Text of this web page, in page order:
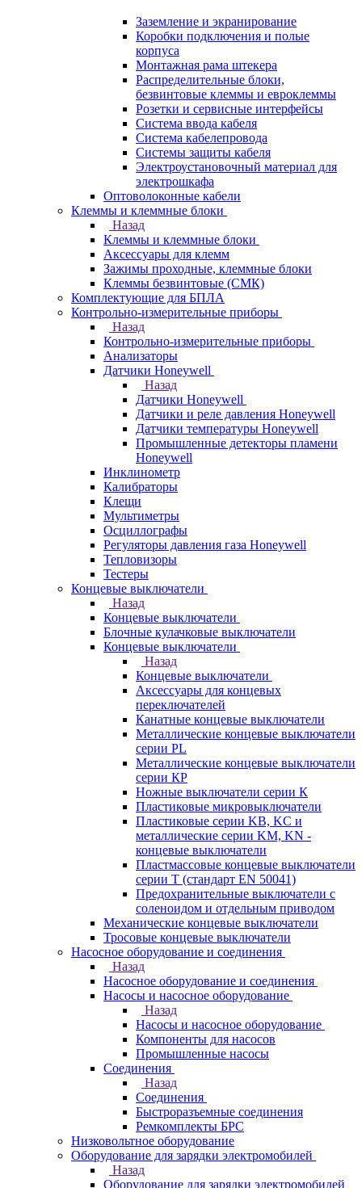
Заземление и экранирование
Коробки подключения и полые
корпуса
Монтажная рама штекера
Распределительные блоки,
безвинтовые клеммы и евроклеммы
Розетки и сервисные интерфейсы
Система ввода кабеля
Система кабелепровода
Системы защиты кабеля
Электроустановочный материал для
электрошкафа
Оптоволоконные кабели
Клеммы и клеммные блоки
Назад
Клеммы и клеммные блоки
Аксессуары для клемм
Зажимы проходные, клеммные блоки
Клеммы безвинтовые (СМК)
Комплектующие для БПЛА
Контрольно-измерительные приборы
Назад
Контрольно-измерительные приборы
Анализаторы
Датчики Honeywell
Назад
Датчики Honeywell
Датчики и реле давления Honeywell
Датчики температуры Honeywell
Промышленные детекторы пламени
Honeywell
Инклинометр
Калибраторы
Клещи
Мультиметры
Осциллографы
Регуляторы давления газа Honeywell
Тепловизоры
Тестеры
Концевые выключатели
Назад
Концевые выключатели
Блочные кулачковые выключатели
Концевые выключатели
Назад
Концевые выключатели
Аксессуары для концевых
переключателей
Канатные концевые выключатели
Металлические концевые выключатели
серии PL
Металлические концевые выключатели
серии КP
Ножные выключатели серии К
Пластиковые микровыключатели
Пластиковые серии KB, KC и
металлические серии KM, KN -
концевые выключатели
Пластмассовые концевые выключатели
серии T (стандарт EN 50041)
Предохранительные выключатели с
соленоидом и отдельным приводом
Механические концевые выключатели
Тросовые концевые выключатели
Насосное оборудование и соединения
Назад
Насосное оборудование и соединения
Насосы и насосное оборудование
Назад
Насосы и насосное оборудование
Компоненты для насосов
Промышленные насосы
Соединения
Назад
Соединения
Быстроразъемные соединения
Ремкомплекты БРС
Низковольтное оборудование
Оборудование для зарядки электромобилей
Назад
Оборудование для зарядки электромобилей